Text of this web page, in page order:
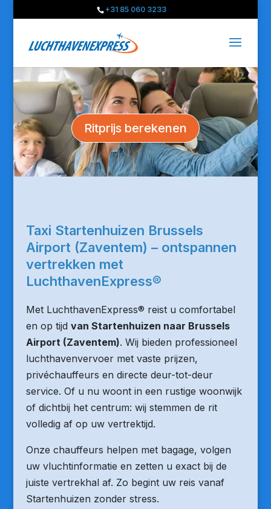
+31 85 060 3233
Ritprijs berekenen
Taxi Startenhuizen Brussels
Airport (Zaventem) – ontspannen
vertrekken met
LuchthavenExpress®
Met LuchthavenExpress® reist u comfortabel
en op tijd van Startenhuizen naar Brussels
Airport (Zaventem). Wij bieden professioneel
luchthavenvervoer met vaste prijzen,
privéchauffeurs en directe deur-tot-deur
service. Of u nu woont in een rustige woonwijk
of dichtbij het centrum: wij stemmen de rit
volledig af op uw vertrektijd.
Onze chauffeurs helpen met bagage, volgen
uw vluchtinformatie en zetten u exact bij de
juiste vertrekhal af. Zo begint uw reis vanaf
Startenhuizen zonder stress.